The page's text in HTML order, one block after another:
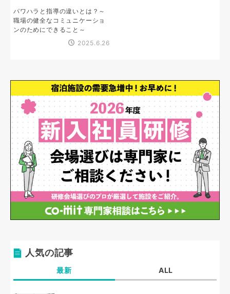
パワハラと指導の違いとは？～
職場の健全なコミュニケーショ
ンのためにできること～
2025.6.26
人気の記事
最新 ALL